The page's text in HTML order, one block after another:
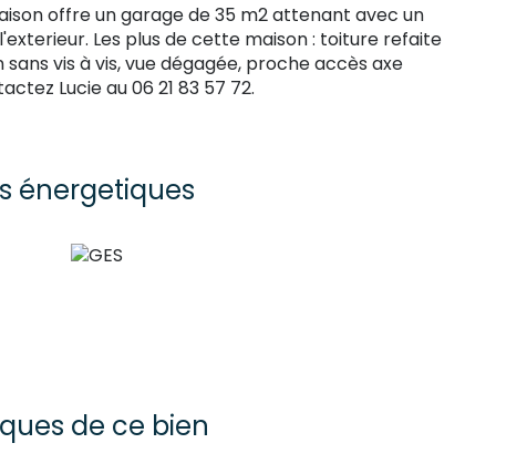
offre un garage de 35 m2 attenant avec un
Les plus de cette maison : toiture refaite
vis à vis, vue dégagée, proche accès axe
Lucie au 06 21 83 57 72.
énergetiques
de ce bien